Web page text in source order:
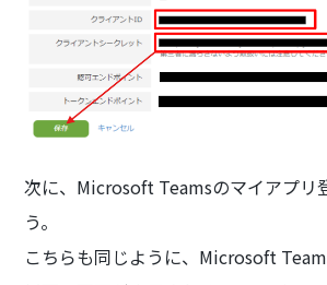
次に、Microsoft Teamsのマイアプリ
う。
こちらも同じように、Microsoft